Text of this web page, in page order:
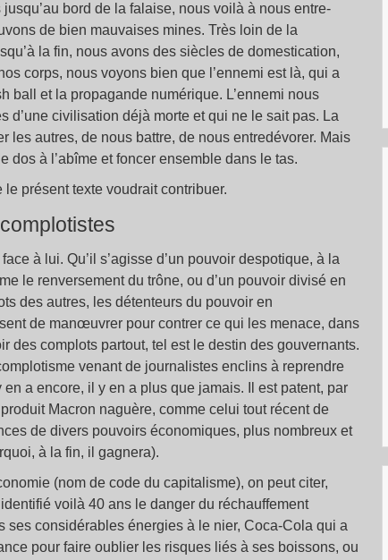
bord de la falaise, nous voilà à nous entre-
de bien mauvaises mines. Très loin de la
la fin, nous avons des siècles de domestication,
corps, nous voyons bien que l’ennemi est là, qui a
ball et la propagande numérique. L’ennemi nous
d’une civilisation déjà morte et qui ne le sait pas. La
les autres, de nous battre, de nous entredévorer. Mais
dos à l’abîme et foncer ensemble dans le tas.
le présent texte voudrait contribuer.
à lui. Qu’il s’agisse d’un pouvoir despotique, à la
le renversement du trône, ou d’un pouvoir divisé en
des autres, les détenteurs du pouvoir en
de manœuvrer pour contrer ce qui les menace, dans
des complots partout, tel est le destin des gouvernants.
venant de journalistes enclins à reprendre
a encore, il y en a plus que jamais. Il est patent, par
Macron naguère, comme celui tout récent de
de divers pouvoirs économiques, plus nombreux et
à la fin, il gagnera).
(nom de code du capitalisme), on peut citer,
voilà 40 ans le danger du réchauffement
considérables énergies à le nier, Coca-Cola qui a
pour faire oublier les risques liés à ses boissons, ou